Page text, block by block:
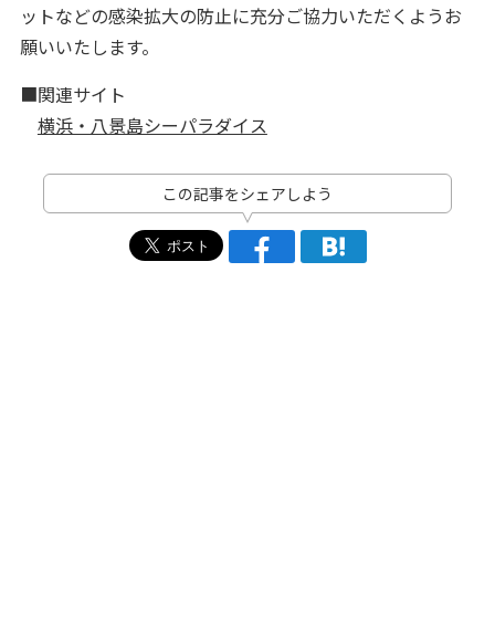
ットなどの感染拡大の防止に充分ご協力いただくようお
願いいたします。
■関連サイト
横浜・八景島シーパラダイス
この記事をシェアしよう